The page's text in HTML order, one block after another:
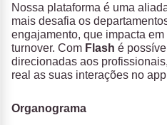
Nossa plataforma é uma
mais desafia os
engajamento, que impacta
turnover. Com Flash é
direcionadas aos
real as suas interações no
Organograma